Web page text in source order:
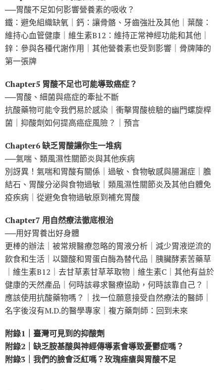
──胃酸不足如何影響營養素的吸收？
鐵：避免組織缺氧｜鈣：讓骨骼、牙齒強壯及其他｜葉酸：
維持心血管健康｜維生素B12：維持正常神經功能和其他｜
鋅：參與各種代謝作用｜其他營養素也受到影響｜骨牌陣的
第一張牌
Chapter5 胃酸不足也可能導致癌症？
──胃酸、細菌與癌症的牽扯不斷
抗酸藥物可能令我們易於感染｜衝擊胃酸檢驗的幽門螺旋桿
菌｜抑酸劑如何提高癌症風險？｜預言
Chapter6 缺乏胃酸讓你生一堆病
──氣喘、類風濕性關節炎與其他疾病
別訝異！氣喘和胃酸有關係｜過敏、食物敏感與腸漏症｜膽
結石、胃酸分泌與食物過敏｜類風濕性關節炎及其他自體免
疫疾病｜從避免食物過敏原到補充胃酸
Chapter7 用自然療法徹底根治
──用好胃養出好身體
更棒的辦法｜被常規醫療忽略的胃液分析｜減少胃液逆流的
飲食和生活｜以鹽酸和胃蛋白酶為替代品｜胰臟酵素苦藥草
｜維生素B12｜去甘草素甘草萃取物｜維生素C｜其他有益於
健康的天然產品｜何時該尋求醫療協助，何時該靠自己？｜
應該使用抗酸藥物嗎？｜找一位願意接受自然療法的醫師｜
名字後沒有M.D.的醫學專家｜複方藥劑師：回到未來
附錄1｜臺灣可見到的抑酸劑
附錄2｜缺乏胺基酸與神經傳導素會導致憂鬱症嗎？
附錄3｜我們的臉會泛紅嗎？玫瑰痤瘡與胃酸不足